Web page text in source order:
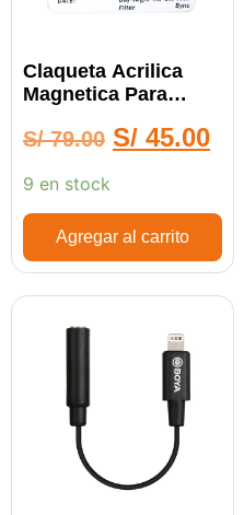
Claqueta Acrilica
Magnetica Para
S/79.00 S/ 45.00
9 en stock
Agregar al carrito